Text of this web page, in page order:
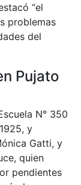
“el
problemas
del
Pujato
N° 350
y
Gatti, y
quien
pendientes